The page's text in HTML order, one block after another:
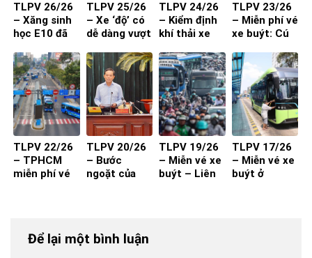
TLPV 26/26
– Xăng sinh
học E10 đã
TLPV 25/26
– Xe ‘độ’ có
dễ dàng vượt
kiểm?
TLPV 24/26
– Kiểm định
khí thải xe
2027 đạt
hiệu quả?
TLPV 23/26
– Miễn phí vé
xe buýt: Cú
kèm chất
lượng và
thuận tiện
TLPV 22/26
– TPHCM
miễn phí vé
buýt đột
TLPV 20/26
– Bước
ngoặt của
TLPV 19/26
– Miễn vé xe
buýt – Liên
TLPV 17/26
– Miễn vé xe
buýt ở
Để lại một bình luận